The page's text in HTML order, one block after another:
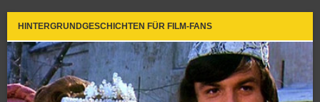
HINTERGRUNDGESCHICHTEN FÜR FILM-FANS